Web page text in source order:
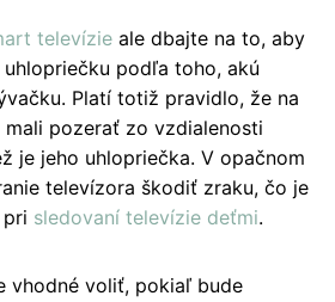
televízie ale dbajte na to, aby
podľa toho, akú
Platí totiž pravidlo, že na
pozerať zo vzdialenosti
je jeho uhlopriečka. V opačnom
televízora škodiť zraku, čo je
sledovaní televízie deťmi.
vhodné voliť, pokiaľ bude